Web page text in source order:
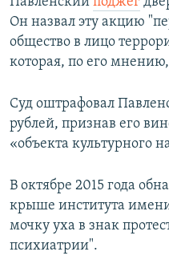
Он назвал эту акцию
общество в лицо
которая, по его
Суд оштрафовал
рублей, признав его
«объекта культурного
В октябре 2015 года
крыше института имени
мочку уха в знак
психиатрии".